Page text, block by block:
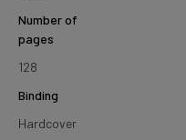
Number of
pages
128
Binding
Hardcover